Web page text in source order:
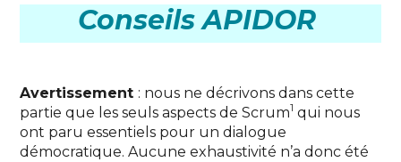
Conseils APIDOR
Avertissement : nous ne décrivons dans cette
partie que les seuls aspects de Scrum1 qui nous
ont paru essentiels pour un dialogue
démocratique. Aucune exhaustivité n’a donc été